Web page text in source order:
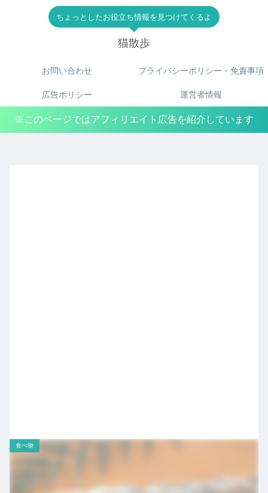
ちょっとしたお役立ち情報を見つけてくるよ
猫散歩
お問い合わせ プライバシーポリシー・免責事項
広告ポリシー 運営者情報
※このページではアフィリエイト広告を紹介しています
食べ物